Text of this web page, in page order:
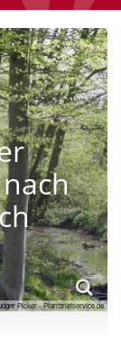
Picker - Pfarrbriefservice.de